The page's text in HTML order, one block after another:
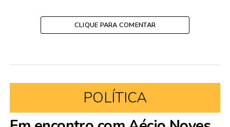
CLIQUE PARA COMENTAR
POLÍTICA